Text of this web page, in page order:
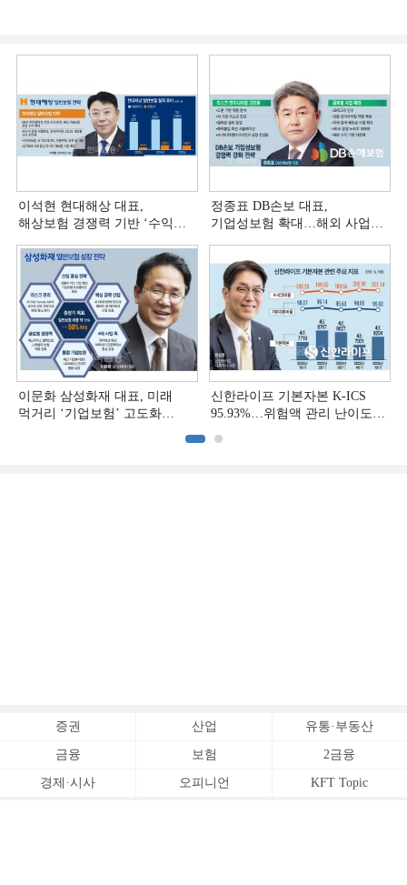
이석현 현대해상 대표,
해상보험 경쟁력 기반 ‘수익
(3)]
정종표 DB손보 대표,
기업성보험 확대…해외 사업
이문화 삼성화재 대표, 미래
먹거리 ‘기업보험’ 고도화
신한라이프 기본자본 K-ICS
95.93%…위험액 관리 난이도
증권 산업 유통·부동산
금융 보험 2금융
경제·시사 오피니언 KFT Topic